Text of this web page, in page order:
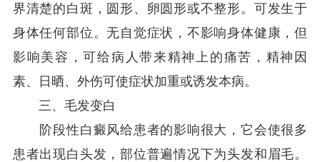
界清楚的白斑，圆形、卵圆形或不整形。可发生于
身体任何部位。无自觉症状，不影响身体健康，但
影响美容，可给病人带来精神上的痛苦，精神因
素、日晒、外伤可使症状加重或诱发本病。
三、毛发变白
阶段性白癜风给患者的影响很大，它会使很多
患者出现白头发，部位普遍情况下为头发和眉毛。